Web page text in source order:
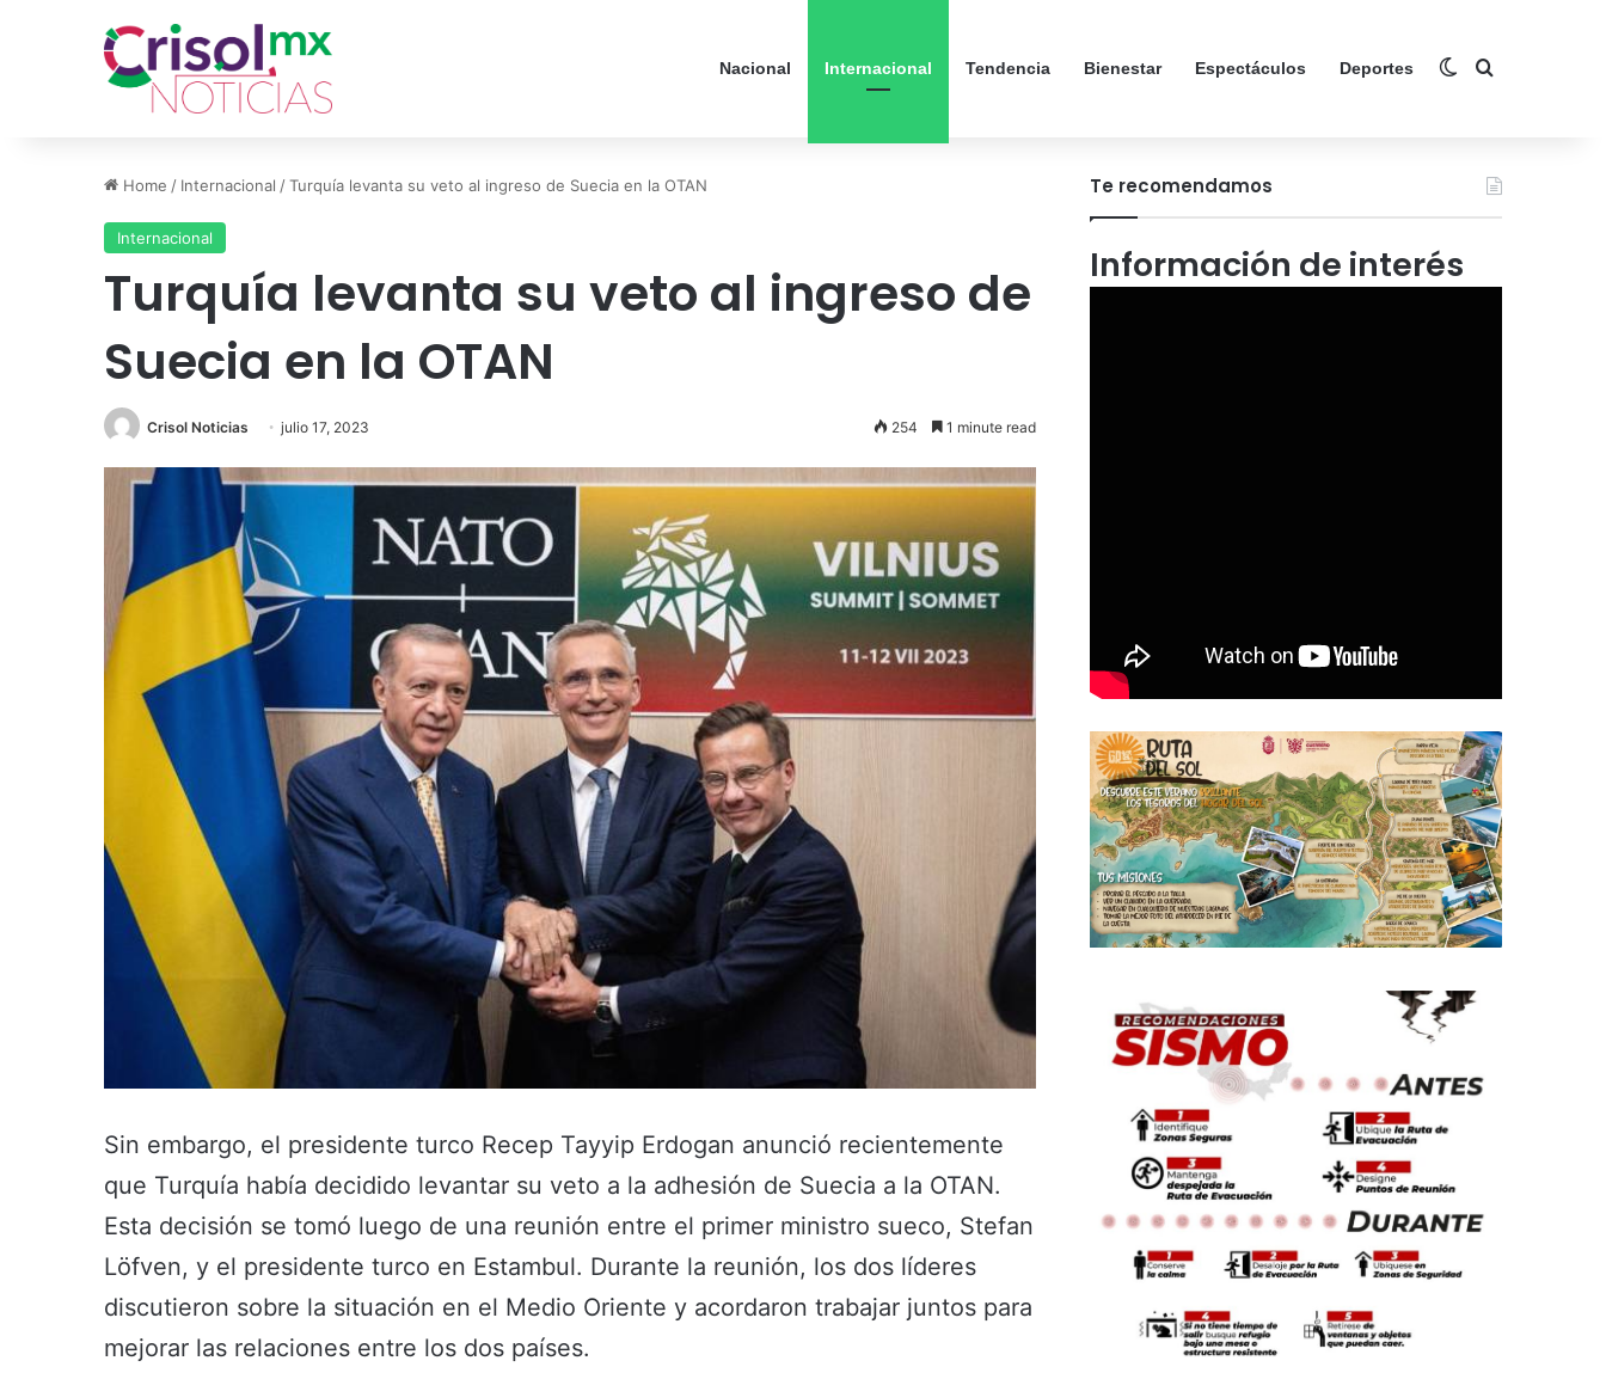
Nacional Internacional Tendencia Bienestar Espectáculos Deportes Switch skin
Search for
Home / Internacional /Turquía levanta su veto al ingreso de Suecia en la OTAN
Internacional
Turquía levanta su veto al ingreso de
Suecia en la OTAN
Crisol Noticias julio 17, 2023 254 1 minute read
Sin embargo, el presidente turco Recep Tayyip Erdogan anunció recientemente
que Turquía había decidido levantar su veto a la adhesión de Suecia a la OTAN.
Esta decisión se tomó luego de una reunión entre el primer ministro sueco, Stefan
Löfven, y el presidente turco en Estambul. Durante la reunión, los dos líderes
discutieron sobre la situación en el Medio Oriente y acordaron trabajar juntos para
mejorar las relaciones entre los dos países.
Te recomendamos
Información de interés